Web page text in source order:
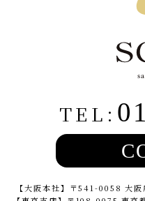
TEL:
【大阪本社】 〒541-0058 大阪